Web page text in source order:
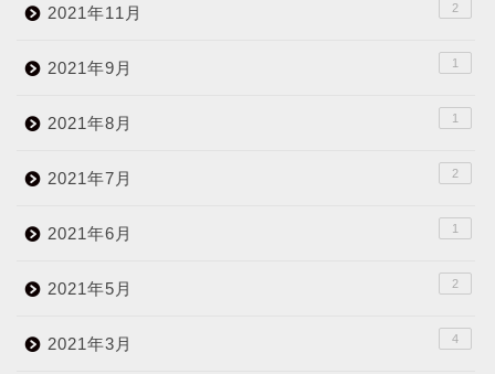
2021年11月 2
2021年9月 1
2021年8月 1
2021年7月 2
2021年6月 1
2021年5月 2
2021年3月 4